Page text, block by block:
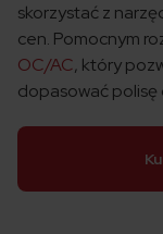
skorzystać z
cen. Pomocnym
OC/AC, który
dopasować